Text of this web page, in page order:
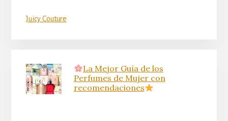
Juicy Couture
La Mejor Guía de los
Perfumes de Mujer con
recomendaciones